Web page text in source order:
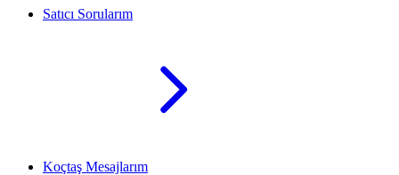
Satıcı Sorularım
Koçtaş Mesajlarım